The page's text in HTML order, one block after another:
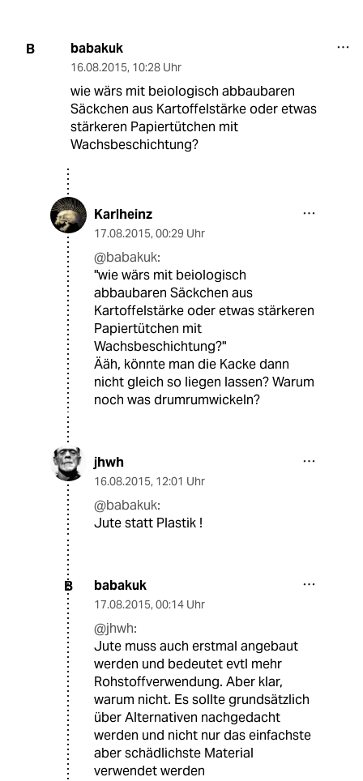
B babakuk
16.08.2015, 10:28 Uhr
wie wärs mit beiologisch abbaubaren
Säckchen aus Kartoffelstärke oder etwas
stärkeren Papiertütchen mit
Wachsbeschichtung?
Karlheinz
17.08.2015, 00:29 Uhr
@babakuk:
"wie wärs mit beiologisch
abbaubaren Säckchen aus
Kartoffelstärke oder etwas stärkeren
Papiertütchen mit
Wachsbeschichtung?"
Ääh, könnte man die Kacke dann
nicht gleich so liegen lassen? Warum
noch was drumrumwickeln?
jhwh
16.08.2015, 12:01 Uhr
@babakuk:
Jute statt Plastik !
B babakuk
17.08.2015, 00:14 Uhr
@jhwh:
Jute muss auch erstmal angebaut
werden und bedeutet evtl mehr
Rohstoffverwendung. Aber klar,
warum nicht. Es sollte grundsätzlich
über Alternativen nachgedacht
werden und nicht nur das einfachste
aber schädlichste Material
verwendet werden